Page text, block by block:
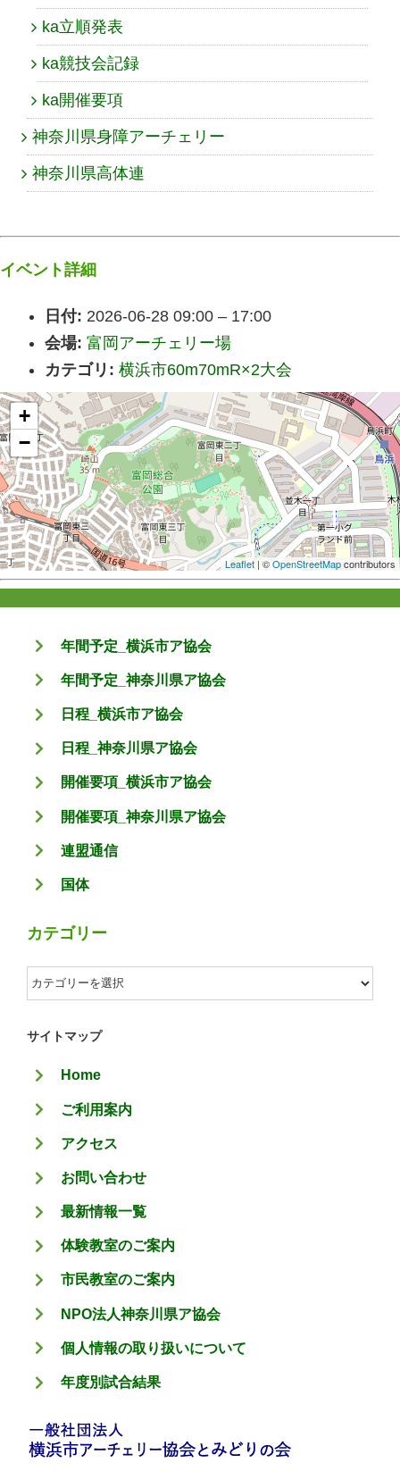
ka立順発表
ka競技会記録
ka開催要項
神奈川県身障アーチェリー
神奈川県高体連
イベント詳細
日付: 2026-06-28 09:00 – 17:00
会場: 富岡アーチェリー場
カテゴリ: 横浜市60m70mR×2大会
+
−
Leaflet | ©OpenStreetMapcontributors
年間予定_横浜市ア協会
年間予定_神奈川県ア協会
日程_横浜市ア協会
日程_神奈川県ア協会
開催要項_横浜市ア協会
開催要項_神奈川県ア協会
連盟通信
国体
カテゴリー
カ
テ
ゴ
ー
サイトマップ
Home
ご利用案内
アクセス
お問い合わせ
最新情報一覧
体験教室のご案内
市民教室のご案内
NPO法人神奈川県ア協会
個人情報の取り扱いについて
年度別試合結果